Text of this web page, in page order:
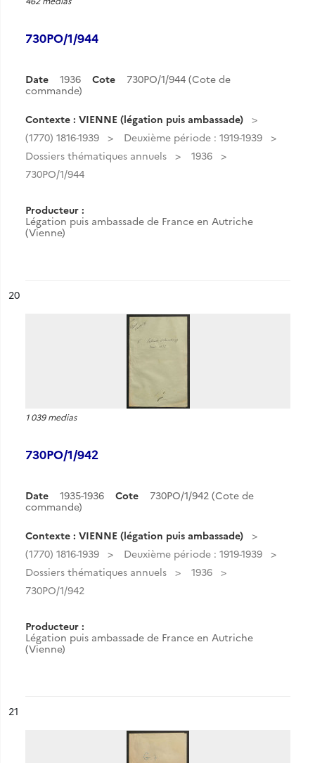
730PO/1/944
Date 1936 Cote
730PO/1/944 (Cote de
commande)
Contexte : VIENNE (légation puis ambassade)
(1770) 1816-1939
Deuxième période : 1919-1939
Dossiers thématiques annuels
1936
730PO/1/944
Producteur :
Légation puis ambassade de France en Autriche
(Vienne)
n°
20
1 039 medias
730PO/1/942
Date 1935-1936 Cote
730PO/1/942 (Cote de
commande)
Contexte : VIENNE (légation puis ambassade)
(1770) 1816-1939
Deuxième période : 1919-1939
Dossiers thématiques annuels
1936
730PO/1/942
Producteur :
Légation puis ambassade de France en Autriche
(Vienne)
n°
21